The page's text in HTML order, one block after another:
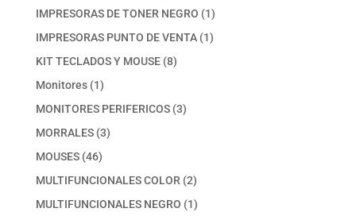
productos
IMPRESORAS DE TONER NEGRO 11
producto
IMPRESORAS PUNTO DE VENTA 11
KIT TECLADOS Y MOUSE 88
Monitores 11
producto
MONITORES PERIFERICOS 33
MORRALES 33
MOUSES 4646
productos
MULTIFUNCIONALES COLOR 22
productos
MULTIFUNCIONALES NEGRO 11